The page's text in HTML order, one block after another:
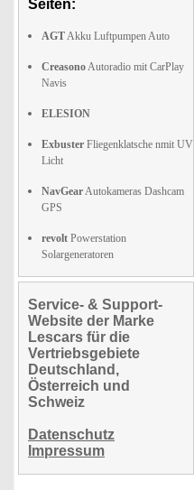
Seiten:
AGTAkku Luftpumpen Auto
CreasonoAutoradio mit CarPlay
Navis
ELESION
Exbuster Fliegenklatsche nmit UV
Licht
NavGearAutokameras Dashcam
GPS
revolt Powerstation
Solargeneratoren
Service- & Support-
Website der Marke
Lescars für die
Vertriebsgebiete
Deutschland,
Österreich und
Schweiz
Datenschutz
Impressum